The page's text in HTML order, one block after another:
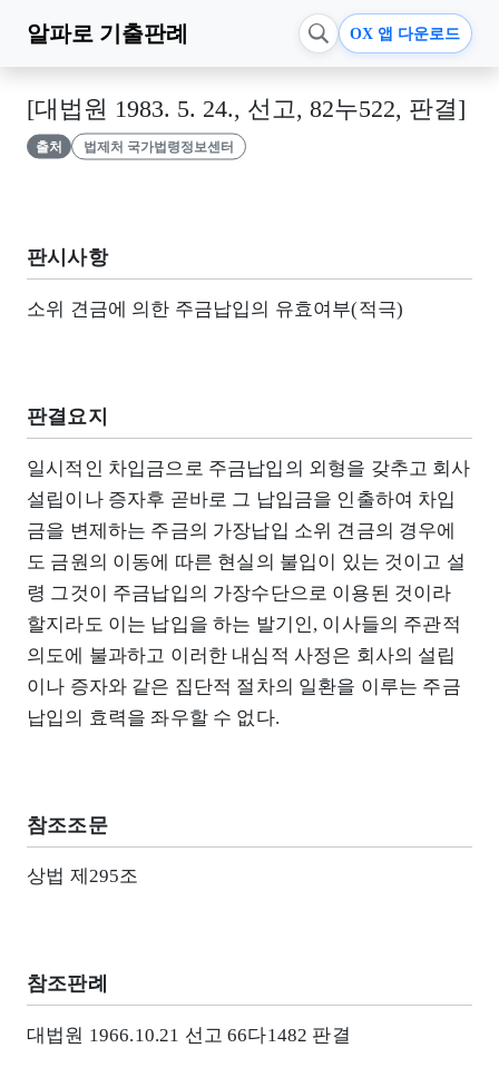
알파로 기출판례 OX 앱 다운로드
[대법원 1983. 5. 24., 선고, 82누522, 판결]
출처 법제처 국가법령정보센터
판시사항
소위 견금에 의한 주금납입의 유효여부(적극)
판결요지
일시적인 차입금으로 주금납입의 외형을 갖추고 회사
설립이나 증자후 곧바로 그 납입금을 인출하여 차입
금을 변제하는 주금의 가장납입 소위 견금의 경우에
도 금원의 이동에 따른 현실의 불입이 있는 것이고 설
령 그것이 주금납입의 가장수단으로 이용된 것이라
할지라도 이는 납입을 하는 발기인, 이사들의 주관적
의도에 불과하고 이러한 내심적 사정은 회사의 설립
이나 증자와 같은 집단적 절차의 일환을 이루는 주금
납입의 효력을 좌우할 수 없다.
참조조문
상법 제295조
참조판례
대법원 1966.10.21 선고 66다1482 판결